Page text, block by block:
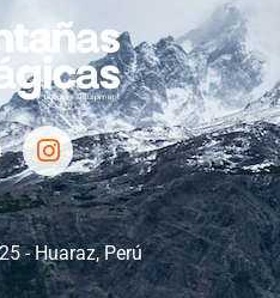
- Huaraz, Perú